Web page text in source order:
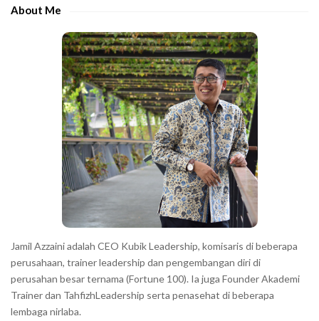
About Me
Jamil Azzaini adalah CEO Kubik Leadership, komisaris di beberapa
perusahaan, trainer leadership dan pengembangan diri di
perusahan besar ternama (Fortune 100). Ia juga Founder Akademi
Trainer dan TahfizhLeadership serta penasehat di beberapa
lembaga nirlaba.